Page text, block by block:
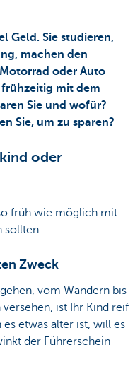
Geld. Sie studieren,
machen den
oder Auto
frühzeitig mit dem
Sie und wofür?
Sie, um zu sparen?
oder
früh wie möglich mit
sollten.
Zweck
vom Wandern bis
ist Ihr Kind reif
es etwas älter ist, will es
der Führerschein